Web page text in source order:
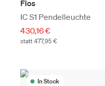
Flos
IC S1 Pendelleuchte
430,16 €
statt 477,95 €
In Stock